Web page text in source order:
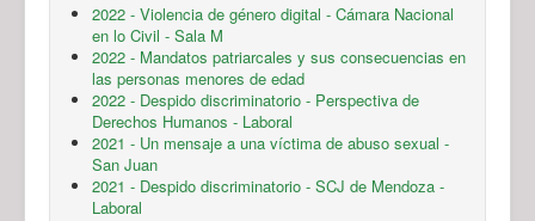
2022 - Violencia de género digital - Cámara Nacional
en lo Civil - Sala M
2022 - Mandatos patriarcales y sus consecuencias en
las personas menores de edad
2022 - Despido discriminatorio - Perspectiva de
Derechos Humanos - Laboral
2021 - Un mensaje a una víctima de abuso sexual -
San Juan
2021 - Despido discriminatorio - SCJ de Mendoza -
Laboral